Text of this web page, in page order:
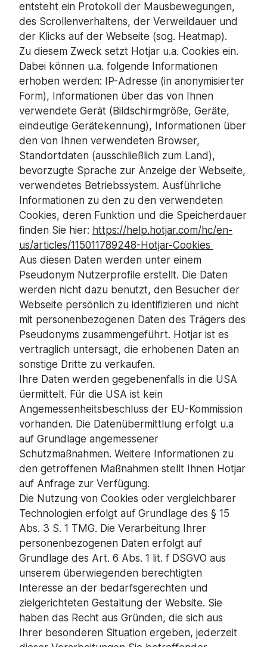
entsteht ein Protokoll der Mausbewegungen,
des Scrollenverhaltens, der Verweildauer und
der Klicks auf der Webseite (sog. Heatmap).
Zu diesem Zweck setzt Hotjar u.a. Cookies ein.
Dabei können u.a. folgende Informationen
erhoben werden: IP-Adresse (in anonymisierter
Form), Informationen über das von Ihnen
verwendete Gerät (Bildschirmgröße, Geräte,
eindeutige Gerätekennung), Informationen über
den von Ihnen verwendeten Browser,
Standortdaten (ausschließlich zum Land),
bevorzugte Sprache zur Anzeige der Webseite,
verwendetes Betriebssystem. Ausführliche
Informationen zu den zu den verwendeten
Cookies, deren Funktion und die Speicherdauer
finden Sie hier: https://help.hotjar.com/hc/en-
us/articles/115011789248-Hotjar-Cookies
Aus diesen Daten werden unter einem
Pseudonym Nutzerprofile erstellt. Die Daten
werden nicht dazu benutzt, den Besucher der
Webseite persönlich zu identifizieren und nicht
mit personenbezogenen Daten des Trägers des
Pseudonyms zusammengeführt. Hotjar ist es
vertraglich untersagt, die erhobenen Daten an
sonstige Dritte zu verkaufen.
Ihre Daten werden gegebenenfalls in die USA
üermittelt. Für die USA ist kein
Angemessenheitsbeschluss der EU-Kommission
vorhanden. Die Datenübermittlung erfolgt u.a
auf Grundlage angemessener
Schutzmaßnahmen. Weitere Informationen zu
den getroffenen Maßnahmen stellt Ihnen Hotjar
auf Anfrage zur Verfügung.
Die Nutzung von Cookies oder vergleichbarer
Technologien erfolgt auf Grundlage des § 15
Abs. 3 S. 1 TMG. Die Verarbeitung Ihrer
personenbezogenen Daten erfolgt auf
Grundlage des Art. 6 Abs. 1 lit. f DSGVO aus
unserem überwiegenden berechtigten
Interesse an der bedarfsgerechten und
zielgerichteten Gestaltung der Website. Sie
haben das Recht aus Gründen, die sich aus
Ihrer besonderen Situation ergeben, jederzeit